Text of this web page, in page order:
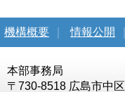
機構概要 情報公開
本部事務局
〒730-8518 広島市中